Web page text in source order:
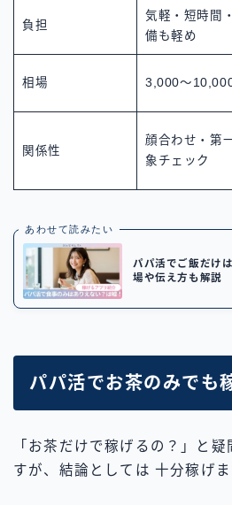
負担
気軽・短時間
備も軽め
相場 3,000〜
関係性
顔合わせ・第
象チェック
あわせて読みたい
パパ活でご飯だけ
場や伝え方も解説
パパ活でお茶のみでも
「お茶だけで稼げるの？」と
すが、結論としては 十分稼げま